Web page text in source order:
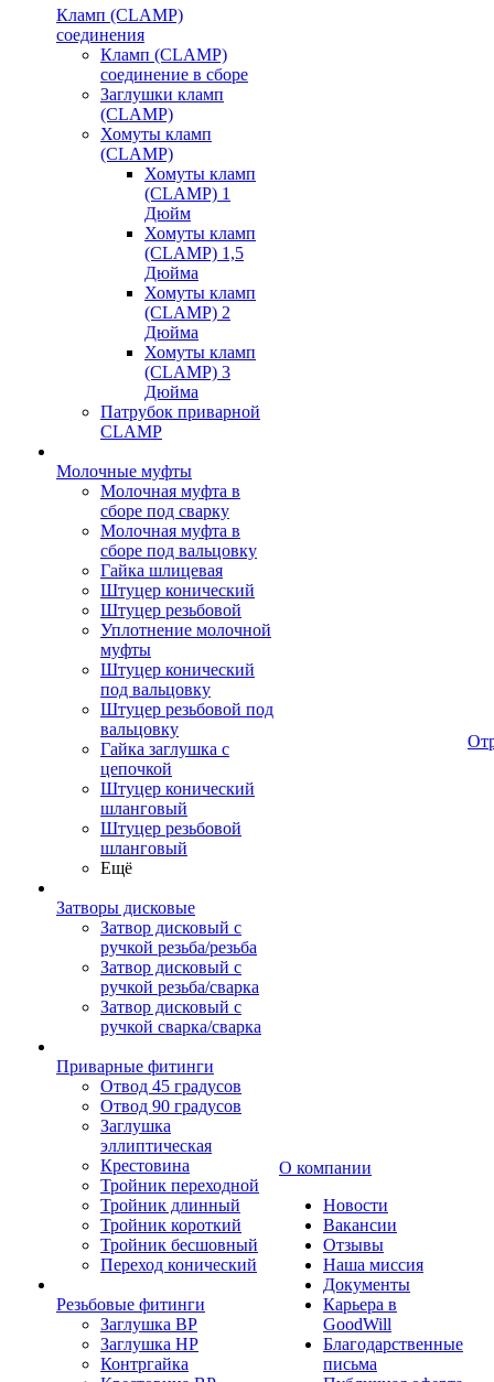
Кламп (CLAMP)
соединения
Кламп (CLAMP)
соединение в сборе
Заглушки кламп
(CLAMP)
Хомуты кламп
(CLAMP)
Хомуты кламп
(CLAMP) 1
Дюйм
Хомуты кламп
(CLAMP) 1,5
Дюйма
Хомуты кламп
(CLAMP) 2
Дюйма
Хомуты кламп
(CLAMP) 3
Дюйма
Патрубок приварной
CLAMP
Молочные муфты
Молочная муфта в
сборе под сварку
Молочная муфта в
сборе под вальцовку
Гайка шлицевая
Штуцер конический
Штуцер резьбовой
Уплотнение молочной
муфты
Штуцер конический
под вальцовку
Штуцер резьбовой под
вальцовку
Гайка заглушка с
цепочкой
Штуцер конический
шланговый
Штуцер резьбовой
шланговый
Ещё
Затворы дисковые
Затвор дисковый с
ручкой резьба/резьба
Затвор дисковый с
ручкой резьба/сварка
Затвор дисковый с
ручкой сварка/сварка
Приварные фитинги
Отвод 45 градусов
Отвод 90 градусов
Заглушка
эллиптическая
Крестовина
Тройник переходной
Тройник длинный
Тройник короткий
Тройник бесшовный
Переход конический
Резьбовые фитинги
Заглушка ВР
Заглушка НР
Контргайка
О компании
Новости
Вакансии
Отзывы
Наша миссия
Документы
Карьера в
GoodWill
Благодарственные
письма